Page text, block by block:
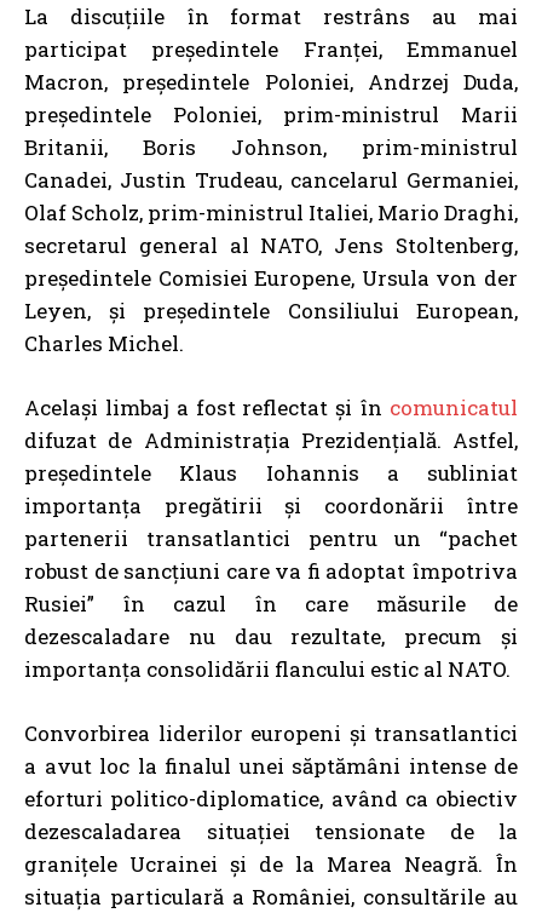
La discuțiile în format restrâns au mai
participat președintele Franței, Emmanuel
Macron, președintele Poloniei, Andrzej Duda,
președintele Poloniei, prim-ministrul Marii
Britanii, Boris Johnson, prim-ministrul
Canadei, Justin Trudeau, cancelarul Germaniei,
Olaf Scholz, prim-ministrul Italiei, Mario Draghi,
secretarul general al NATO, Jens Stoltenberg,
președintele Comisiei Europene, Ursula von der
Leyen, și președintele Consiliului European,
Charles Michel.
Același limbaj a fost reflectat și în comunicatul
difuzat de Administrația Prezidențială. Astfel,
președintele Klaus Iohannis a subliniat
importanța pregătirii și coordonării între
partenerii transatlantici pentru un “pachet
robust de sancțiuni care va fi adoptat împotriva
Rusiei” în cazul în care măsurile de
dezescaladare nu dau rezultate, precum și
importanța consolidării flancului estic al NATO.
Convorbirea liderilor europeni și transatlantici
a avut loc la finalul unei săptămâni intense de
eforturi politico-diplomatice, având ca obiectiv
dezescaladarea situației tensionate de la
granițele Ucrainei și de la Marea Neagră. În
situația particulară a României, consultările au